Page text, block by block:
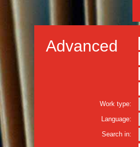
Advanced
Work type:
Language:
Search in: